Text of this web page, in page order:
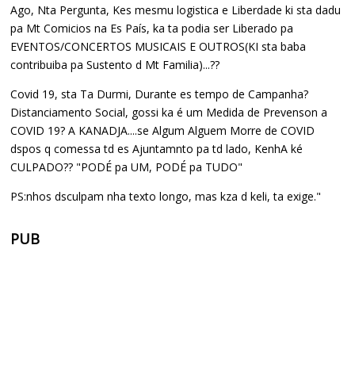
Ago, Nta Pergunta, Kes mesmu logistica e Liberdade ki sta dadu
pa Mt Comicios na Es País, ka ta podia ser Liberado pa
EVENTOS/CONCERTOS MUSICAIS E OUTROS(KI sta baba
contribuiba pa Sustento d Mt Familia)...??
Covid 19, sta Ta Durmi, Durante es tempo de Campanha?
Distanciamento Social, gossi ka é um Medida de Prevenson a
COVID 19? A KANADJA....se Algum Alguem Morre de COVID
dspos q comessa td es Ajuntamnto pa td lado, KenhA ké
CULPADO?? "PODÉ pa UM, PODÉ pa TUDO"
PS:nhos dsculpam nha texto longo, mas kza d keli, ta exige."
PUB